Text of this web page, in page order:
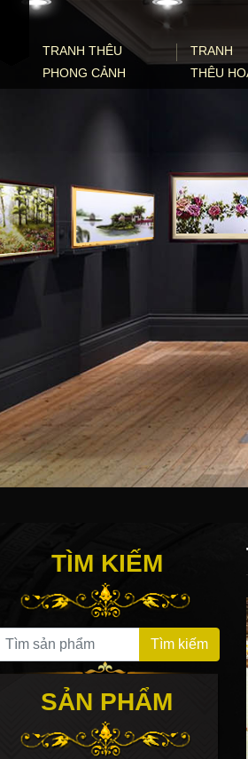
TRANH THÊU
PHONG CẢNH
TRANH
THÊU
TÌM KIẾM
Search for: Tìm kiếm
SẢN PHẨM